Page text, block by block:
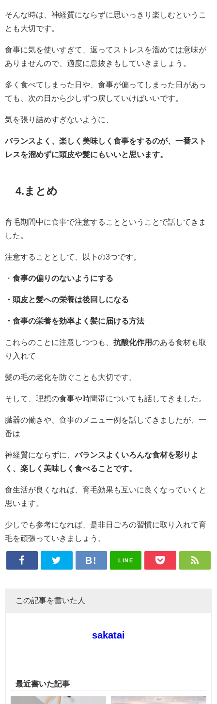
そんな時は、神経質にならずに思いっきり楽しむというこ
とも大切です。
食事に気を使いすぎて、返ってストレスを溜めては意味が
ありませんので、適度に息抜きもしていきましょう。
多く食べてしまった日や、食事が偏ってしまった日があっ
ても、次の日から少しずつ戻していけばいいです。
気を張り詰めすぎないように、
バランスよく、楽しく美味しく食事をするのが、一番スト
レスを溜めずに頭皮や髪にもいいと思います。
4.まとめ
育毛期間中に食事で注意することということで話してきま
した。
注意することとして、以下の3つです。
・ 食事の偏りのないようにする
・ 頭皮と髪への栄養は後回しになる
・食事の栄養を効率よく髪に届ける方法
これらのことに注意しつつも、 抗酸化作用のある食材も取
り入れて
髪の毛の老化を防ぐことも大切です。
そして、理想の食事や時間帯についても話してきました。
臓器の働きや、食事のメニュー例を話してきましたが、一
番は
神経質にならずに、バランスよくいろんな食材を彩りよ
く、楽しく美味しく食べることです。
食生活が良くなれば、育毛効果も互いに良くなっていくと
思います。
少しでも参考になれば、是非日ごろの習慣に取り入れて育
毛を頑張っていきましょう。
LINE
この記事を書いた人
sakatai
最近書いた記事